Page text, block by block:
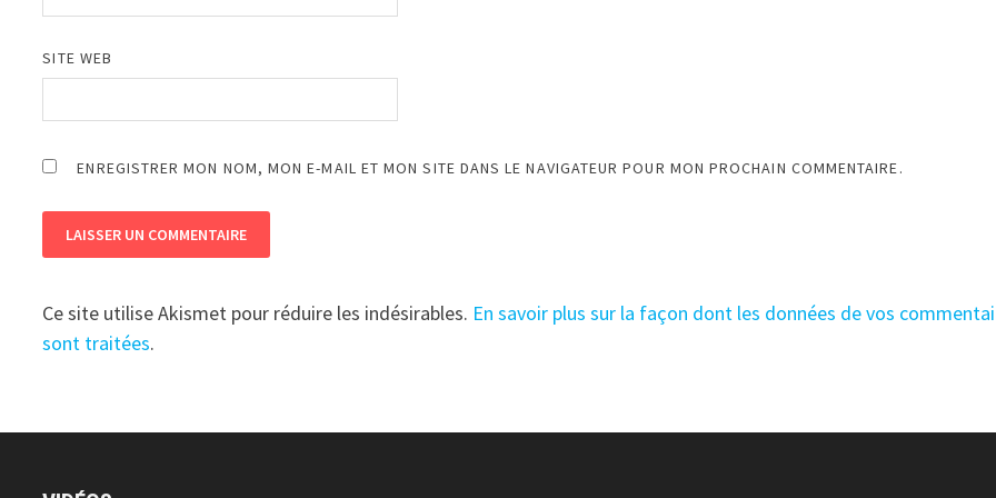
SITE WEB
ENREGISTRER MON NOM, MON E-MAIL ET MON SITE DANS LE NAVIGATEUR POUR MON PROCHAIN COMMENTAIRE.
Ce site utilise Akismet pour réduire les indésirables. En savoir plus sur la façon dont les données de vos
sont traitées.